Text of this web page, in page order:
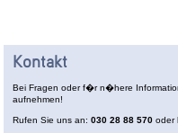
Kontakt
Bei Fragen oder f�r n�here
aufnehmen!
Rufen Sie uns an: 030 28 88 570oder